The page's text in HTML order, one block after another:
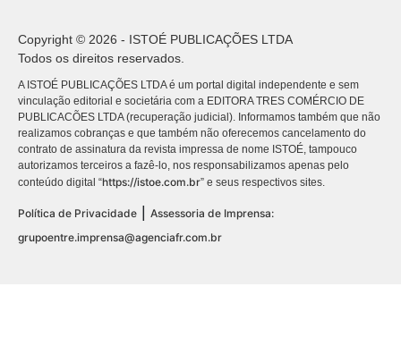
Copyright © 2026 - ISTOÉ PUBLICAÇÕES LTDA
Todos os direitos reservados.
A ISTOÉ PUBLICAÇÕES LTDA é um portal digital independente e sem
vinculação editorial e societária com a EDITORA TRES COMÉRCIO DE
PUBLICACÕES LTDA (recuperação judicial). Informamos também que não
realizamos cobranças e que também não oferecemos cancelamento do
contrato de assinatura da revista impressa de nome ISTOÉ, tampouco
autorizamos terceiros a fazê-lo, nos responsabilizamos apenas pelo
conteúdo digital “https://istoe.com.br” e seus respectivos sites.
Política de Privacidade
Assessoria de Imprensa:
grupoentre.imprensa@agenciafr.com.br